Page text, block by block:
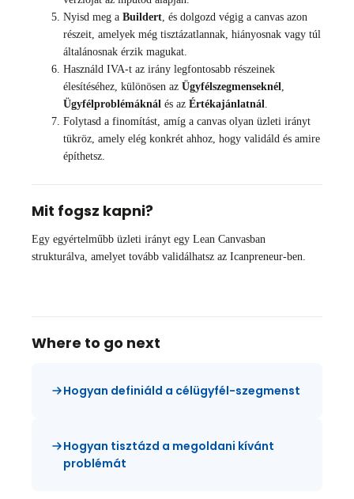
Nyisd meg a Buildert , és dolgozd végig a canvas azon
részeit, amelyek még tisztázatlannak, hiányosnak vagy túl
általánosnak érzik magukat.
Használd IVA-t az irány legfontosabb részeinek
élesítéséhez, különösen az Ügyfélszegmenseknél
Ügyfélproblémáknál és az Értékajánlatnál
Folytasd a finomítást, amíg a canvas olyan üzleti irányt
tükröz, amely elég konkrét ahhoz, hogy validáld és amire
építhetsz.
Mit fogsz kapni?
Egy egyértelműbb üzleti irányt egy Lean Canvasban
strukturálva, amelyet tovább validálhatsz az Icanpreneur-ben.
Where to go next
Hogyan definiáld a célügyfél-szegmenst
Hogyan tisztázd a megoldani kívánt
problémát